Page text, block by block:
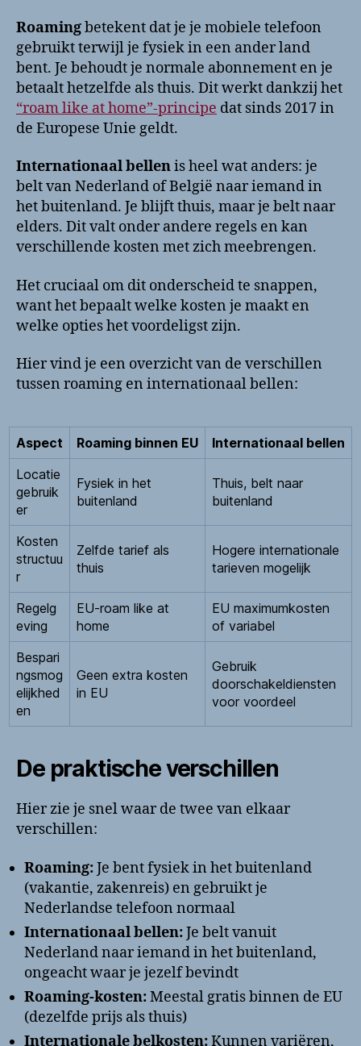
Roamingbetekent dat je je mobiele telefoon
gebruikt terwijl je fysiek in een ander land
bent. Je behoudt je normale abonnement en je
betaalt hetzelfde als thuis. Dit werkt dankzij het
“roam like at home”-principe dat sinds 2017 in
de Europese Unie geldt.
Internationaal bellenis heel wat anders: je
belt van Nederland of België naar iemand in
het buitenland. Je blijft thuis, maar je belt naar
elders. Dit valt onder andere regels en kan
verschillende kosten met zich meebrengen.
Het cruciaal om dit onderscheid te snappen,
want het bepaalt welke kosten je maakt en
welke opties het voordeligst zijn.
Hier vind je een overzicht van de verschillen
tussen roaming en internationaal bellen:
Aspect Roaming binnen EU
Internationaal bellen
Locatie
gebruik
er
Fysiek in het
buitenland
Thuis, belt naar
buitenland
Kosten
structuu
r
Zelfde tarief als
thuis
Hogere internationale
tarieven mogelijk
Regelg
eving
EU-roam like at
home
EU maximumkosten
of variabel
Bespari
ngsmog
elijkhed
en
Geen extra kosten
in EU
Gebruik
doorschakeldiensten
voor voordeel
De praktische verschillen
Hier zie je snel waar de twee van elkaar
verschillen:
Roaming:Je bent fysiek in het buitenland
(vakantie, zakenreis) en gebruikt je
Nederlandse telefoon normaal
Internationaal bellen:Je belt vanuit
Nederland naar iemand in het buitenland,
ongeacht waar je jezelf bevindt
Roaming-kosten:Meestal gratis binnen de EU
(dezelfde prijs als thuis)
Internationale belkosten:Kunnen variëren,